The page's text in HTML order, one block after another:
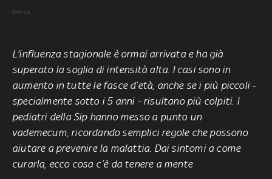
©Ansa
L'influenza stagionale è ormai arrivata e ha già
superato la soglia di intensità alta. I casi sono in
aumento in tutte le fasce d’età, anche se i più piccoli -
specialmente sotto i 5 anni - risultano più colpiti. I
pediatri della Sip hanno messo a punto un
vademecum, ricordando semplici regole che possono
aiutare a prevenire la malattia. Dai sintomi a come
curarla, ecco cosa c’è da tenere a mente